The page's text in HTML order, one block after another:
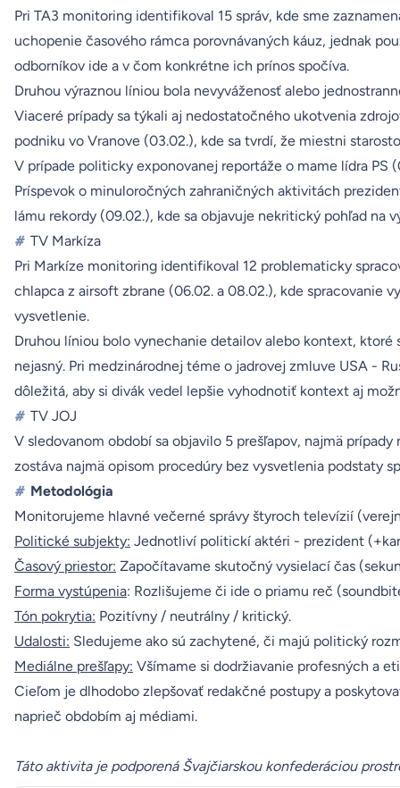
Pri TA3 monitoring identifikoval 15 správ, kde sme
uchopenie časového rámca porovnávaných káuz, jednak
odborníkov ide a v čom konkrétne ich prínos spočíva.
Druhou výraznou líniou bola nevyváženosť alebo
Viaceré prípady sa týkali aj nedostatočného ukotvenia
podniku vo Vranove (03.02.), kde sa tvrdí, že miestni
V prípade politicky exponovanej reportáže o mame lídra
Príspevok o minuloročných zahraničných aktivitách
lámu rekordy (09.02.), kde sa objavuje nekritický pohľad na
# TV Markíza
Pri Markíze monitoring identifikoval 12 problematicky
chlapca z airsoft zbrane (06.02. a 08.02.), kde spracovanie
vysvetlenie.
Druhou líniou bolo vynechanie detailov alebo kontext, ktoré
nejasný. Pri medzinárodnej téme o jadrovej zmluve USA -
dôležitá, aby si divák vedel lepšie vyhodnotiť kontext aj
# TV JOJ
V sledovanom období sa objavilo 5 prešľapov, najmä
zostáva najmä opisom procedúry bez vysvetlenia podstaty
# Metodológia
Monitorujeme hlavné večerné správy štyroch televízií
Politické subjekty: Jednotliví politickí aktéri - prezident
Časový priestor: Započítavame skutočný vysielací čas
Forma vystúpenia: Rozlišujeme či ide o priamu reč
Tón pokrytia: Pozitívny / neutrálny / kritický.
Udalosti: Sledujeme ako sú zachytené, či majú politický
Mediálne prešľapy: Všímame si dodržiavanie profesných a
Cieľom je dlhodobo zlepšovať redakčné postupy a
naprieč obdobím aj médiami.
Táto aktivita je podporená Švajčiarskou konfederáciou